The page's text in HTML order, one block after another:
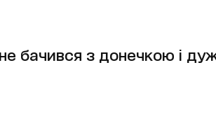
бачився з донечкою і